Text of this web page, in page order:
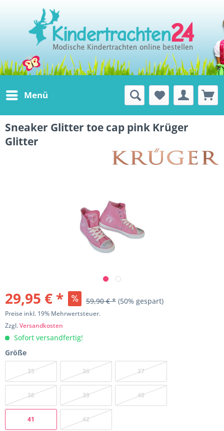
Menü
Sneaker Glitter toe cap pink Krüger
Glitter
29,95 € * 59,90 € * (50% gespart)
Preise inkl. 19% Mehrwertsteuer.
Zzgl.Versandkosten
Sofort versandfertig!
Größe
35 36 37
38 39 40
41 42